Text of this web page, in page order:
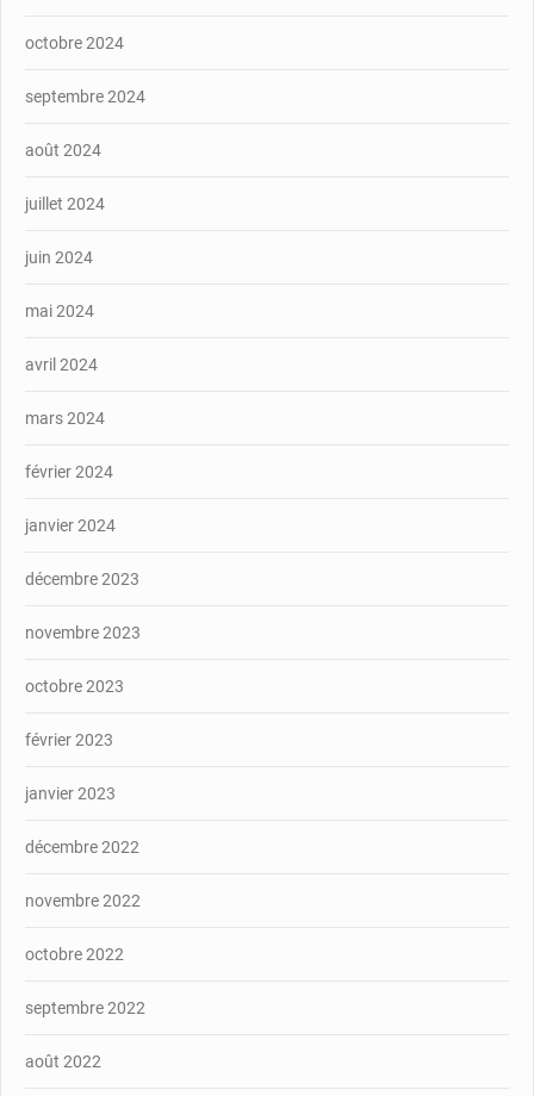
octobre 2024
septembre 2024
août 2024
juillet 2024
juin 2024
mai 2024
avril 2024
mars 2024
février 2024
janvier 2024
décembre 2023
novembre 2023
octobre 2023
février 2023
janvier 2023
décembre 2022
novembre 2022
octobre 2022
septembre 2022
août 2022